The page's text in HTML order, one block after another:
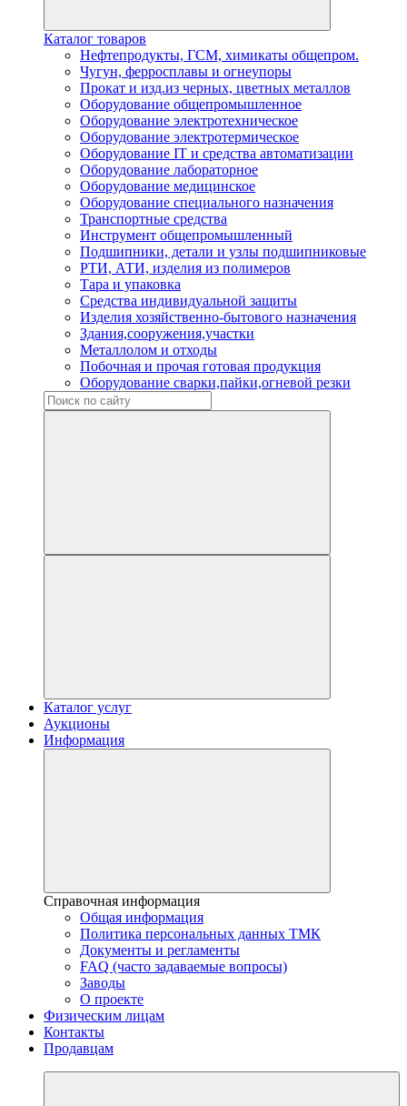
Каталог товаров
Нефтепродукты, ГСМ, химикаты общепром.
Чугун, ферросплавы и огнеупоры
Прокат и изд.из черных, цветных металлов
Оборудование общепромышленное
Оборудование электротехническое
Оборудование электротермическое
Оборудование IT и средства автоматизации
Оборудование лабораторное
Оборудование медицинское
Оборудование специального назначения
Транспортные средства
Инструмент общепромышленный
Подшипники, детали и узлы подшипниковые
РТИ, АТИ, изделия из полимеров
Тара и упаковка
Средства индивидуальной защиты
Изделия хозяйственно-бытового назначения
Здания,сооружения,участки
Металлолом и отходы
Побочная и прочая готовая продукция
Оборудование сварки,пайки,огневой резки
Каталог услуг
Аукционы
Информация
Справочная информация
Общая информация
Политика персональных данных ТМК
Документы и регламенты
FAQ (часто задаваемые вопросы)
Заводы
О проекте
Физическим лицам
Контакты
Продавцам